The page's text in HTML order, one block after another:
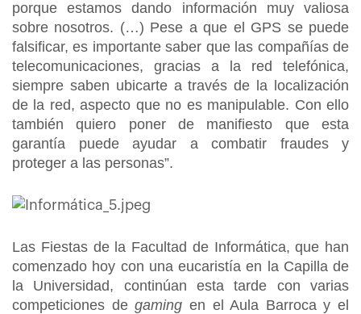
porque estamos dando información muy valiosa
sobre nosotros. (…) Pese a que el GPS se puede
falsificar, es importante saber que las compañías de
telecomunicaciones, gracias a la red telefónica,
siempre saben ubicarte a través de la localización
de la red, aspecto que no es manipulable. Con ello
también quiero poner de manifiesto que esta
garantía puede ayudar a combatir fraudes y
proteger a las personas”.
Las Fiestas de la Facultad de Informática, que han
comenzado hoy con una eucaristía en la Capilla de
la Universidad, continúan esta tarde con varias
competiciones degaming en el Aula Barroca y el